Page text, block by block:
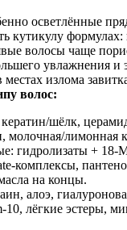
осветлённые
кутикулу
волосы чаще
увлажнения и
излома
волос:
шёлк,
молочная/лимонная
гидролизаты +
на концы.
алоэ,
лёгкие эстеры,